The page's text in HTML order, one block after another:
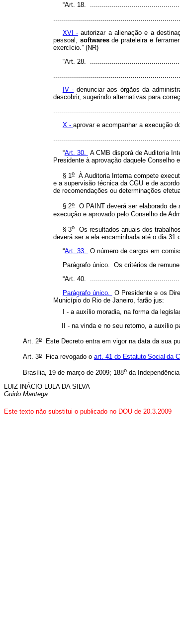
“Art. 18.
XVI - autorizar a alienação e a
pessoal, softwaresde prateleira e
exercício.” (NR)
“Art. 28.
IV - denunciar aos órgãos da
descobrir, sugerindo alternativas para
X - aprovar e acompanhar a execução
“Art. 30.
A CMB disporá de Auditoria
Presidente à aprovação daquele Conselho
§ 1oÀ Auditoria Interna compete
e a supervisão técnica da CGU e de
de recomendações ou determinações
§ 2o
O PAINT deverá ser elaborado
execução e aprovado pelo Conselho de
§ 3o
Os resultados anuais dos
deverá ser a ela encaminhada até o dia 31
“Art. 33. O número de cargos em
Parágrafo único. Os critérios de
“Art. 40.
Parágrafo único.
O Presidente e os
Município do Rio de Janeiro, farão jus:
I - a auxílio moradia, na forma da
II - na vinda e no seu retorno, a auxílio
Art. 2oEste Decreto entra em vigor na data da sua
Art. 3oFica revogado o art. 41do Estatuto Social da
Brasília, 19 de março de 2009; 188oda
LUIZ INÁCIO LULA DA SILVA
Guido Mantega
Este texto não substitui o publicado no DOU de 20.3.2009